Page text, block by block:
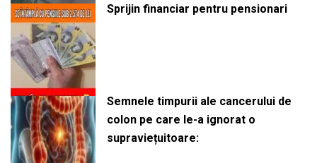
Sprijin financiar pentru pensionari
Semnele timpurii ale cancerului de
colon pe care le-a ignorat o
supraviețuitoare: